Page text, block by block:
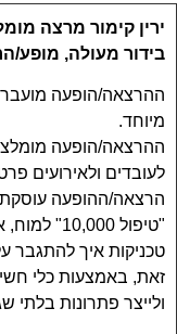
ירין קימור מרצה
בידור מעולה,
ההרצאה/הופעה
מיוחד.
ההרצאה/הופעה
לעובדים ולאירועים
הרצאה/ההופעה
"טיפול
טכניקות איך להתגבר
זאת, באמצעות כלי
ולייצר פתרונות בלתי